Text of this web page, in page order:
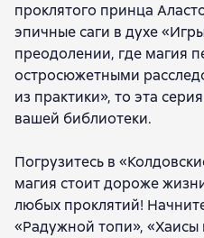
проклятого принца
эпичные саги в духе
преодолении, где магия
остросюжетными
из практики», то эта
вашей библиотеки.
Погрузитесь в
магия стоит дороже
любых проклятий!
«Радужной топи»,